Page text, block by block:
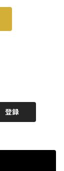
登録